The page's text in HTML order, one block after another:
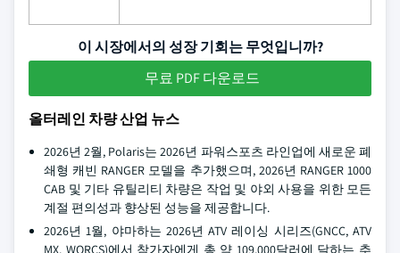
이 시장에서의 성장 기회는 무엇입니까?
무료 PDF 다운로드
올터레인 차량 산업 뉴스
2026년 2월, Polaris는 2026년 파워스포츠 라인업에 새로운 폐
쇄형 캐빈 RANGER 모델을 추가했으며, 2026년 RANGER 1000
CAB 및 기타 유틸리티 차량은 작업 및 야외 사용을 위한 모든
계절 편의성과 향상된 성능을 제공합니다.
2026년 1월, 야마하는 2026년 ATV 레이싱 시리즈(GNCC, ATV
MX, WORCS)에서 참가자에게 총 약 109,000달러에 달하는 추